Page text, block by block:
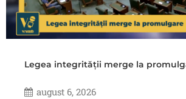
Legea integrității merge la
august 6, 2026